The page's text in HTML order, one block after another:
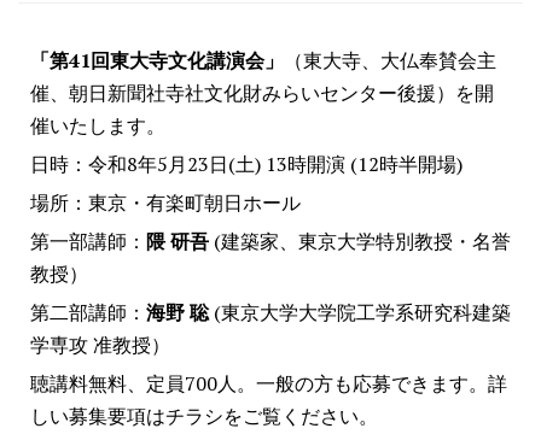
「第41回東大寺文化講演会」
（東大寺、大仏奉賛会主
催、朝日新聞社寺社文化財みらいセンター後援）を開
催いたします。
日時：令和8年5月23日(土) 13時開演 (12時半開場)
場所：東京・有楽町朝日ホール
第一部講師： 隈 研吾 (建築家、東京大学特別教授・名誉
教授）
第二部講師： 海野 聡(東京大学大学院工学系研究科建築
学専攻 准教授）
聴講料無料、定員700人。一般の方も応募できます。詳
しい募集要項はチラシをご覧ください。